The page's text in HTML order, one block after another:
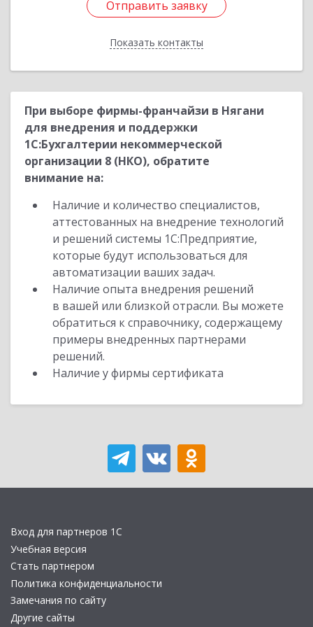
Отправить заявку
Показать контакты
Отправить заявку
Назад
При выборе фирмы-франчайзи в Нягани
для внедрения и поддержки
1С:Бухгалтерии некоммерческой
организации 8 (НКО), обратите
внимание на:
Наличие и количество специалистов,
аттестованных на внедрение технологий
и решений системы 1С:Предприятие,
которые будут использоваться для
автоматизации ваших задач.
Наличие опыта внедрения решений
в вашей или близкой отрасли. Вы можете
обратиться к справочнику, содержащему
примеры внедренных партнерами
решений.
Наличие у фирмы сертификата
Вход для партнеров 1С
Учебная версия
Стать партнером
Политика конфиденциальности
Замечания по сайту
Другие сайты